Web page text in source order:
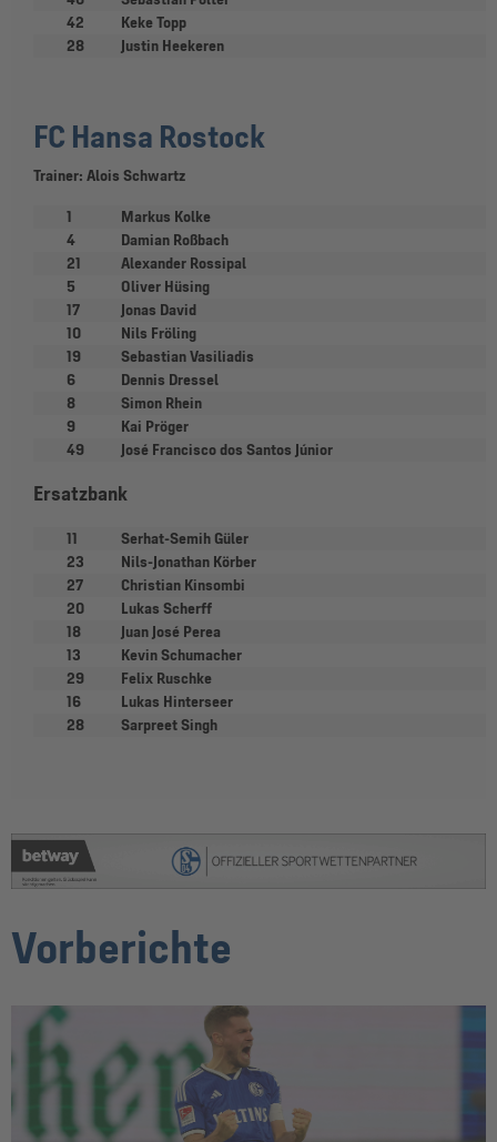
42
Keke Topp
28
Justin Heekeren
FC Hansa Rostock
Trainer: Alois Schwartz
1
Markus Kolke
4
Damian Roßbach
21
Alexander Rossipal
5
Oliver Hüsing
17
Jonas David
10
Nils Fröling
19
Sebastian Vasiliadis
6
Dennis Dressel
8
Simon Rhein
9
Kai Pröger
49
José Francisco dos Santos Júnior
Ersatzbank
11
Serhat-Semih Güler
23
Nils-Jonathan Körber
27
Christian Kinsombi
20
Lukas Scherff
18
Juan José Perea
13
Kevin Schumacher
29
Felix Ruschke
16
Lukas Hinterseer
28
Sarpreet Singh
Vorberichte